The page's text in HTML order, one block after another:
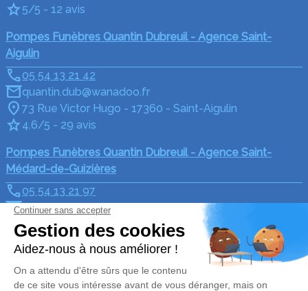
5/5 - 12 avis
Pompes Funèbres Quantin Dubreuil - Agence Saint-
Aigulin
05 54 13 21 42
quantin.dub@wanadoo.fr
73 Rue Victor Hugo - 17360 - Saint-Aigulin
4.6/5 - 29 avis
Pompes Funèbres Quantin Dubreuil - Agence Saint-
Médard-de-Guizières
05 54 13 21 97
quantin.dub@wanadoo.fr
118 Rue de la République - 33230 - Saint-Médard-de-
Guizières
3.7/5 - 3 avis
Nos Services
Organiser des obsèques
Liens utiles
Avis de décès